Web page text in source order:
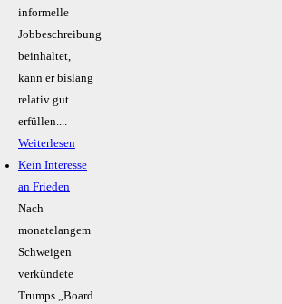
informelle
Jobbeschreibung
beinhaltet,
kann er bislang
relativ gut
erfüllen....
Weiterlesen
Kein Inte­resse
an Frieden
Nach
monatelangem
Schweigen
verkündete
Trumps „Board